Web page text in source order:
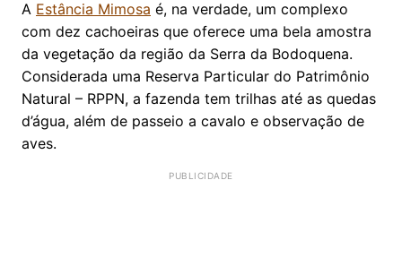
A Estância Mimosa é, na verdade, um complexo
com dez cachoeiras que oferece uma bela amostra
da vegetação da região da Serra da Bodoquena.
Considerada uma Reserva Particular do Patrimônio
Natural – RPPN, a fazenda tem trilhas até as quedas
d’água, além de passeio a cavalo e observação de
aves.